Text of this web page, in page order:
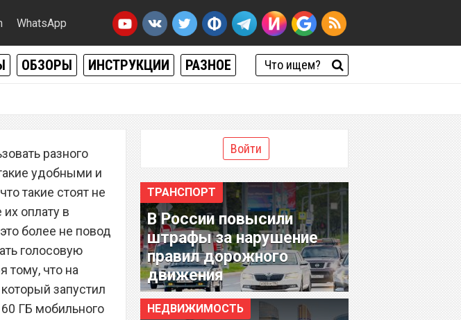
WhatsApp
ОБЗОРЫ ИНСТРУКЦИИ РАЗНОЕ
ГБ
разного
удобными и
такие стоят не
оплату в
более не повод
голосовую
тому, что на
запустил
ГБ мобильного
Войти
ТРАНСПОРТ
В России повысили
штрафы за нарушение
правил дорожного
движения
НЕДВИЖИМОСТЬ